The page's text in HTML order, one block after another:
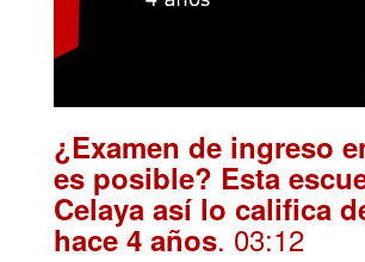
¿Examen de ingreso
es posible? Esta
Celaya así lo califica
hace 4 años. 03:12